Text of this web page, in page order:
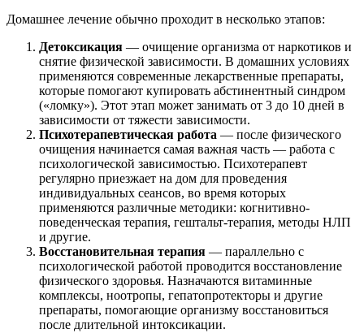
Домашнее лечение обычно проходит в несколько этапов:
Детоксикация — очищение организма от наркотиков и
снятие физической зависимости. В домашних условиях
применяются современные лекарственные препараты,
которые помогают купировать абстинентный синдром
(«ломку»). Этот этап может занимать от 3 до 10 дней в
зависимости от тяжести зависимости.
Психотерапевтическая работа — после физического
очищения начинается самая важная часть — работа с
психологической зависимостью. Психотерапевт
регулярно приезжает на дом для проведения
индивидуальных сеансов, во время которых
применяются различные методики: когнитивно-
поведенческая терапия, гештальт-терапия, методы НЛП
и другие.
Восстановительная терапия — параллельно с
психологической работой проводится восстановление
физического здоровья. Назначаются витаминные
комплексы, ноотропы, гепатопротекторы и другие
препараты, помогающие организму восстановиться
после длительной интоксикации.